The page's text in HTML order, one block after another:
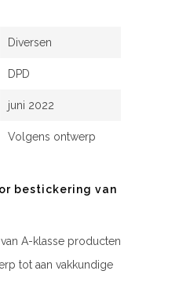
Diversen
DPD
juni 2022
Volgens ontwerp
bestickering van
A-klasse producten
tot aan vakkundige